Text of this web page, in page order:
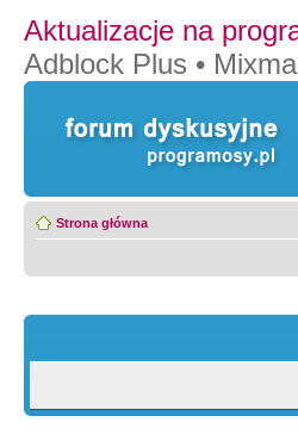
Aktualizacje na
Adblock Plus •
Strona główna